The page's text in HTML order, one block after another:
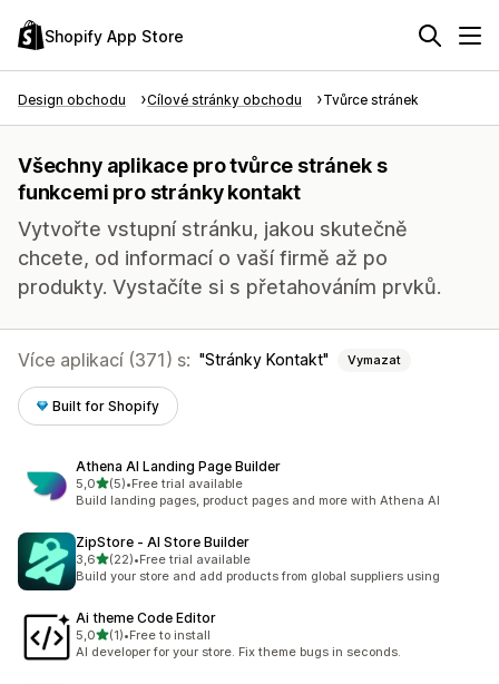
Shopify App Store
Design obchodu Cílové stránky obchodu Tvůrce stránek
Všechny aplikace pro tvůrce stránek s
funkcemi pro stránky kontakt
Vytvořte vstupní stránku, jakou skutečně
chcete, od informací o vaší firmě až po
produkty. Vystačíte si s přetahováním prvků.
Více aplikací (371) s: Stránky Kontakt Vymazat
Built for Shopify
Athena AI Landing Page Builder
5,0z 5 hvězd
(5)
Celkový počet recenzí: 5
•Free trial available
Build landing pages, product pages and more with Athena AI
ZipStore ‑ AI Store Builder
3,6z 5 hvězd
(22)
Celkový počet recenzí: 22
•Free trial available
Build your store and add products from global suppliers using
Ai theme Code Editor
5,0z 5 hvězd
(1)
Celkový počet recenzí: 1
•Free to install
AI developer for your store. Fix theme bugs in seconds.